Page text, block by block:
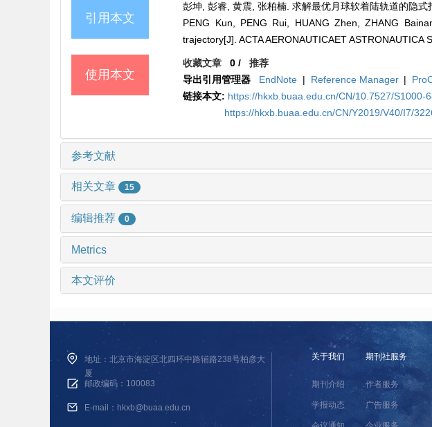
引用本文
彭坤, 彭睿, 黄震, 张柏楠. 求解最优月球软着陆轨道的隐
PENG Kun, PENG Rui, HUANG Zhen, ZHANG
trajectory[J]. ACTA AERONAUTICAET
使用本文
收藏文章 0 /推荐
导出引用管理器
EndNote | Reference Manager |
链接本文: https://hkxb.buaa.edu.cn/CN/10.7527/S1000-
https://hkxb.buaa.edu.cn/CN/Y2019/V40/I7/
参考文献
相关文章 15
编辑推荐 0
Metrics
本文评价
地址：北京市海淀区北四环中路辅路238号柏彦大
厦
邮政编码：100083
E-mail：hkxb@buaa.edu.cn
关于我们
期刊介绍
学报动态
期刊社服务
作者服务
广告服务